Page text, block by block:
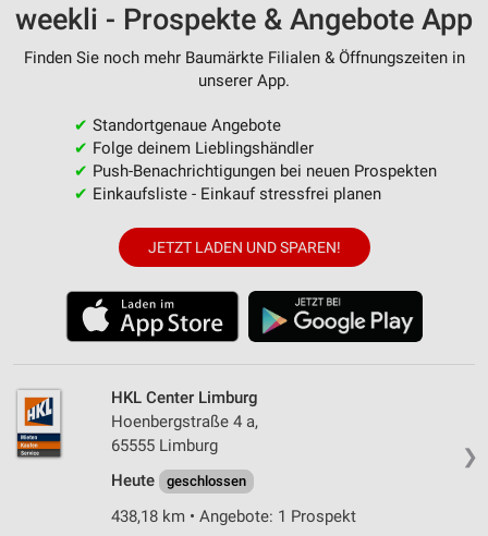
weekli - Prospekte & Angebote App
Finden Sie noch mehr Baumärkte Filialen & Öffnungszeiten in
unserer App.
✔ Standortgenaue Angebote
✔ Folge deinem Lieblingshändler
✔ Push-Benachrichtigungen bei neuen Prospekten
✔ Einkaufsliste - Einkauf stressfrei planen
JETZT LADEN UND SPAREN!
❯
HKL Center Limburg
Hoenbergstraße 4 a,
65555 Limburg
Heute
geschlossen
438,18 km • Angebote: 1 Prospekt